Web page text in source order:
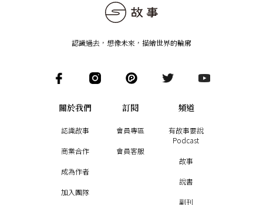
認識過去，想像未來 ， 描繪世界的輪廓
關於我們
認識故事
商業合作
成為作者
加入團隊
訂閱
會員專區
會員客服
頻道
有故事要說
Podcast
故事
說書
副刊